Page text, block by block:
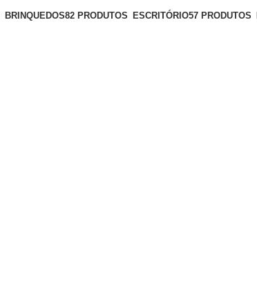
BRINQUEDOS82 PRODUTOS ESCRITÓRIO57 PRODUTOS